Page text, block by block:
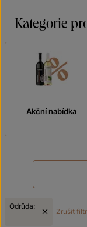
Kategorie
Akční nabídka
Odrůda:
Zrušit